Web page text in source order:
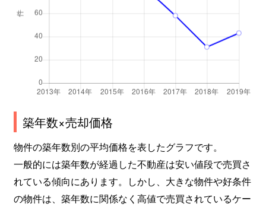
築年数×売却価格
物件の築年数別の平均価格を表したグラフです。
一般的には築年数が経過した不動産は安い値段で売買さ
れている傾向にあります。しかし、大きな物件や好条件
の物件は、築年数に関係なく高値で売買されているケー